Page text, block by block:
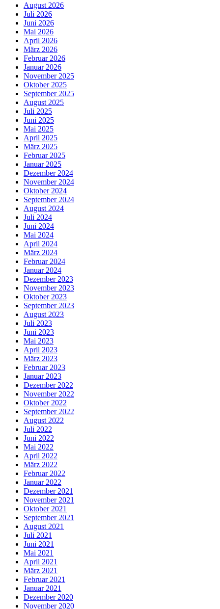
August 2026
Juli 2026
Juni 2026
Mai 2026
April 2026
März 2026
Februar 2026
Januar 2026
November 2025
Oktober 2025
September 2025
August 2025
Juli 2025
Juni 2025
Mai 2025
April 2025
März 2025
Februar 2025
Januar 2025
Dezember 2024
November 2024
Oktober 2024
September 2024
August 2024
Juli 2024
Juni 2024
Mai 2024
April 2024
März 2024
Februar 2024
Januar 2024
Dezember 2023
November 2023
Oktober 2023
September 2023
August 2023
Juli 2023
Juni 2023
Mai 2023
April 2023
März 2023
Februar 2023
Januar 2023
Dezember 2022
November 2022
Oktober 2022
September 2022
August 2022
Juli 2022
Juni 2022
Mai 2022
April 2022
März 2022
Februar 2022
Januar 2022
Dezember 2021
November 2021
Oktober 2021
September 2021
August 2021
Juli 2021
Juni 2021
Mai 2021
April 2021
März 2021
Februar 2021
Januar 2021
Dezember 2020
November 2020